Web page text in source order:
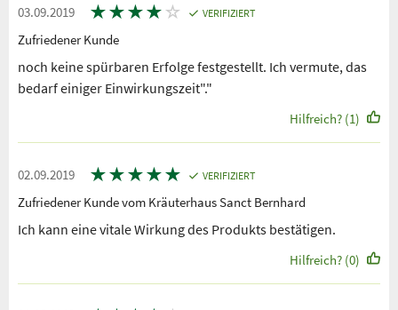
03.09.2019 ★★★★ ☆ VERIFIZIERT
Zufriedener Kunde
noch keine spürbaren Erfolge festgestellt. Ich vermute, das
bedarf einiger Einwirkungszeit"."
Hilfreich? (1)
02.09.2019 ★★★★★ VERIFIZIERT
Zufriedener Kunde vom Kräuterhaus Sanct Bernhard
Ich kann eine vitale Wirkung des Produkts bestätigen.
Hilfreich? (0)